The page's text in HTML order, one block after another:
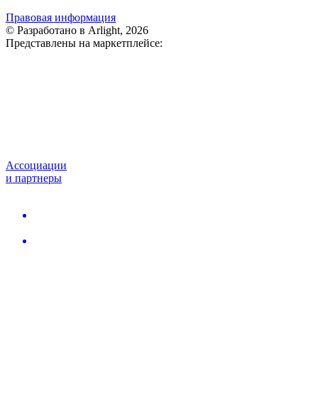
Правовая информация
© Разработано в Arlight, 2026
Представлены на маркетплейсе:
Ассоциации
и партнеры